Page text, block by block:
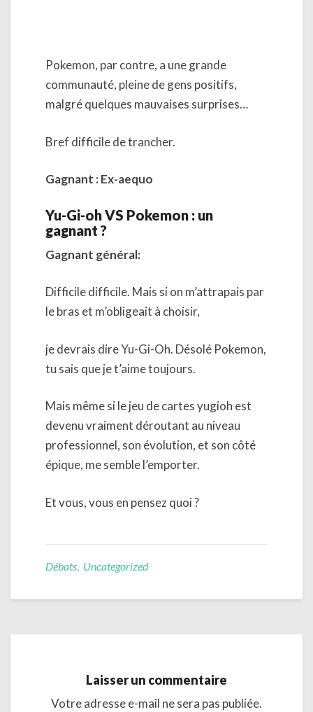
Pokemon, par contre, a une grande
communauté, pleine de gens positifs,
malgré quelques mauvaises surprises…
Bref difficile de trancher.
Gagnant : Ex-aequo
Yu-Gi-oh VS Pokemon : un
gagnant ?
Gagnant général:
Difficile difficile. Mais si on m’attrapais par
le bras et m’obligeait à choisir,
je devrais dire Yu-Gi-Oh. Désolé Pokemon,
tu sais que je t’aime toujours.
Mais même si le jeu de cartes yugioh est
devenu vraiment déroutant au niveau
professionnel, son évolution, et son côté
épique, me semble l’emporter.
Et vous, vous en pensez quoi ?
Débats, Uncategorized
Laisser un commentaire
Votre adresse e-mail ne sera pas publiée.